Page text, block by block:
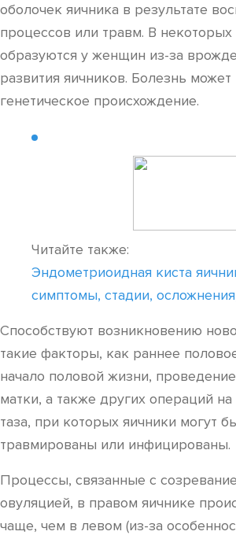
оболочек яичника в результате
процессов или травм. В некоторых
образуются у женщин из-за
развития яичников. Болезнь
генетическое происхождение.
Читайте также:
Эндометриоидная киста
симптомы, стадии,
Способствуют возникновению
такие факторы, как раннее
начало половой жизни,
матки, а также других операций на
таза, при которых яичники могут
травмированы или инфицированы.
Процессы, связанные с
овуляцией, в правом яичнике
чаще, чем в левом (из-за